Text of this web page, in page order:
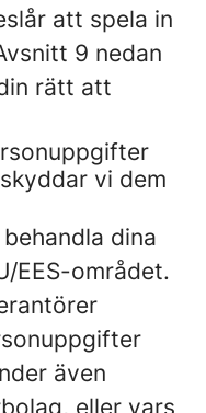
att spela in
9 nedan
rätt att
vi dem
dina
EES-området.
även
eller vars